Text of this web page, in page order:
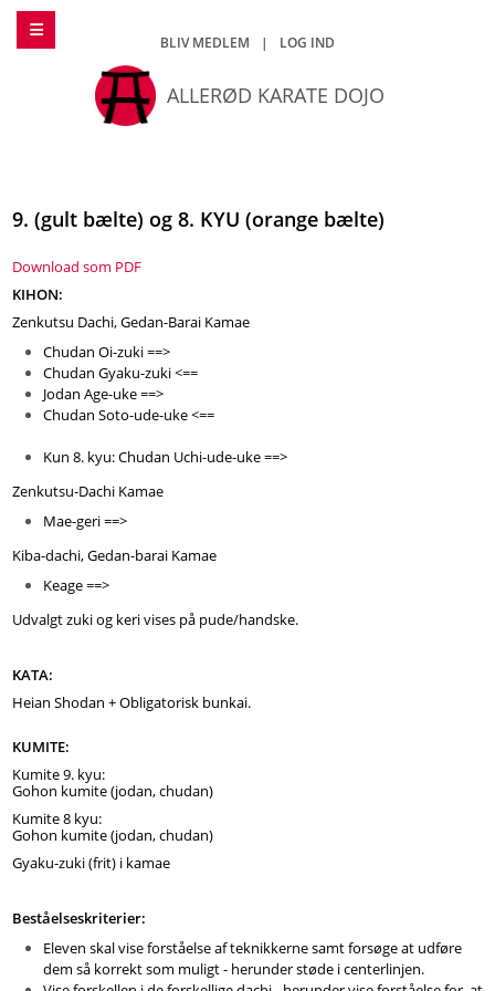
BLIV MEDLEM | LOG IND
ALLERØD KARATE DOJO
9. (gult bælte) og 8. KYU (orange bælte)
Download som PDF
KIHON:
Zenkutsu Dachi, Gedan-Barai Kamae
Chudan Oi-zuki ==>
Chudan Gyaku-zuki <==
Jodan Age-uke ==>
Chudan Soto-ude-uke <==
Kun 8. kyu: Chudan Uchi-ude-uke ==>
Zenkutsu-Dachi Kamae
Mae-geri ==>
Kiba-dachi, Gedan-barai Kamae
Keage ==>
Udvalgt zuki og keri vises på pude/handske.
KATA:
Heian Shodan + Obligatorisk bunkai.
KUMITE:
Kumite 9. kyu:
Gohon kumite (jodan, chudan)
Kumite 8 kyu:
Gohon kumite (jodan, chudan)
Gyaku-zuki (frit) i kamae
Beståelseskriterier:
Eleven skal vise forståelse af teknikkerne samt forsøge at udføre
dem så korrekt som muligt - herunder støde i centerlinjen.